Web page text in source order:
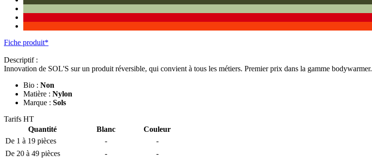
Fiche produit*
Descriptif :
Innovation de SOL'S sur un produit réversible, qui convient à tous les métiers. Premier prix dans la gamme bodywarmer.
Bio : Non
Matière : Nylon
Marque : Sols
Tarifs HT
Quantité
Blanc
Couleur
De 1 à 19 pièces
-
-
De 20 à 49 pièces
-
-